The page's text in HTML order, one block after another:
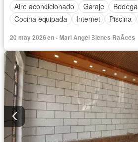
Aire acondicionado
Garaje Bodega
Cocina equipada
Internet Piscina
20 may 2026 en - Mari Angel Bienes RaÃ­ces